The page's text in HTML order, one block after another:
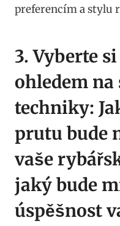
preferencím a stylu
3. ​Vyberte
ohledem na
techniky:​
⁤prutu bude
vaše
jaký⁤ bude
⁤úspěšnost